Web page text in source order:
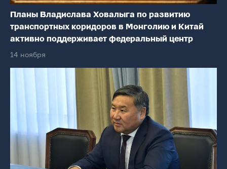
Планы Владислава Ховалыга по развитию
транспортных коридоров в Монголию и Китай
активно поддерживает федеральный центр
14 ноября